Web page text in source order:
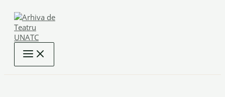
content